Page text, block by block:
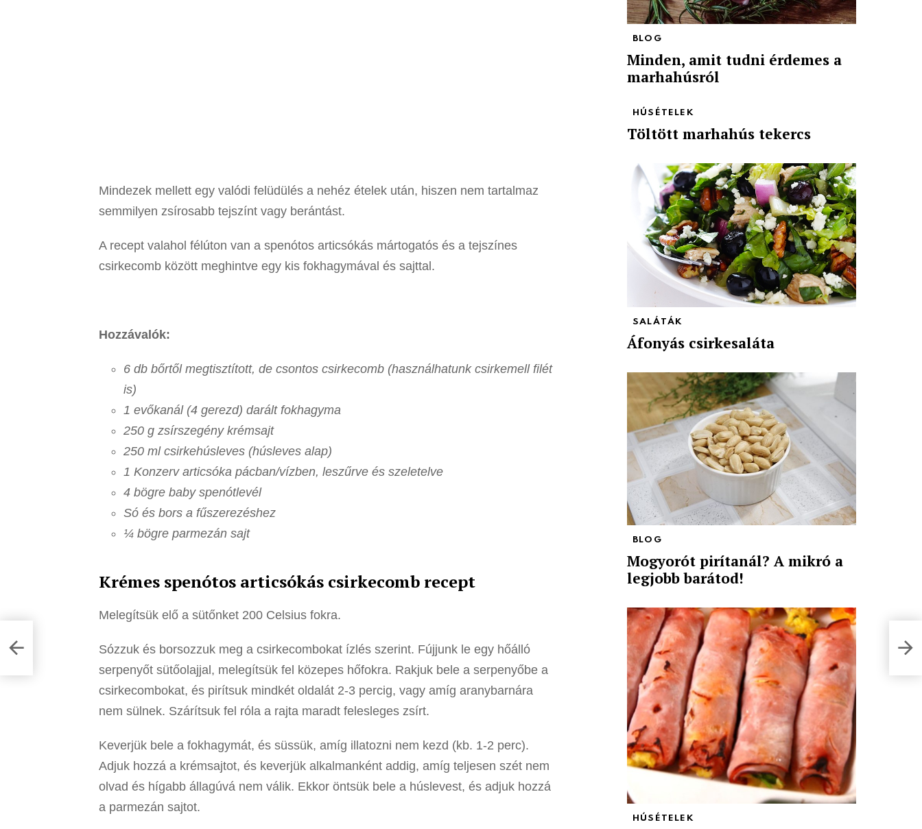
Mindezek mellett egy valódi felüdülés a nehéz ételek után, hiszen nem tartalmaz
semmilyen zsírosabb tejszínt vagy berántást.
A recept valahol félúton van a spenótos articsókás mártogatós és a tejszínes
csirkecomb között meghintve egy kis fokhagymával és sajttal.
Hozzávalók:
6 db bőrtől megtisztított, de csontos csirkecomb (használhatunk csirkemell filét
is)
1 evőkanál (4 gerezd) darált fokhagyma
250 g zsírszegény krémsajt
250 ml csirkehúsleves (húsleves alap)
1 Konzerv articsóka pácban/vízben, leszűrve és szeletelve
4 bögre baby spenótlevél
Só és bors a fűszerezéshez
¼ bögre parmezán sajt
Krémes spenótos articsókás csirkecomb recept
Melegítsük elő a sütőnket 200 Celsius fokra.
Sózzuk és borsozzuk meg a csirkecombokat ízlés szerint. Fújjunk le egy hőálló
serpenyőt sütőolajjal, melegítsük fel közepes hőfokra. Rakjuk bele a serpenyőbe a
csirkecombokat, és pirítsuk mindkét oldalát 2-3 percig, vagy amíg aranybarnára
nem sülnek. Szárítsuk fel róla a rajta maradt felesleges zsírt.
Keverjük bele a fokhagymát, és süssük, amíg illatozni nem kezd (kb. 1-2 perc).
Adjuk hozzá a krémsajtot, és keverjük alkalmanként addig, amíg teljesen szét nem
olvad és hígabb állagúvá nem válik. Ekkor öntsük bele a húslevest, és adjuk hozzá
a parmezán sajtot.
BLOG
Minden, amit tudni érdemes a
marhahúsról
HÚSÉTELEK
Töltött marhahús tekercs
SALÁTÁK
Áfonyás csirkesaláta
BLOG
Mogyorót pirítanál? A mikró a
legjobb barátod!
HÚSÉTELEK